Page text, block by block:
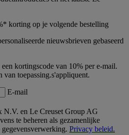
korting op je volgende bestelling
nieuwsbrieven gebaseerd
kortingscode van 10% per e-mail.
van toepassing.s'appliquent.
E-mail
N.V. en Le Creuset Group AG
te beheren als gezamenlijke
Privacy beleid.